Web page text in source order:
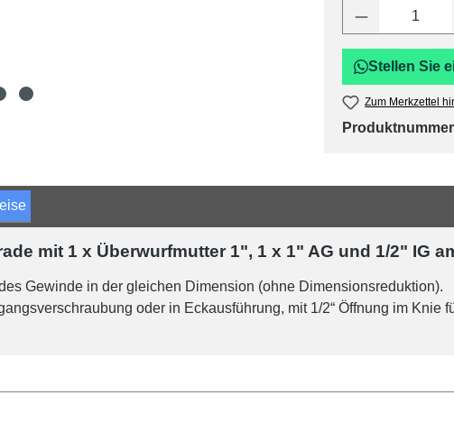
Produkt
Stellen Sie
Zum Merkzettel
mit 1 x Überwurfmutter 1", 1 x 1" AG und 1/2" IG
Gewinde in der gleichen Dimension (ohne Dimensionsreduktion).
oder in Eckausführung, mit 1/2“ Öffnung im Knie